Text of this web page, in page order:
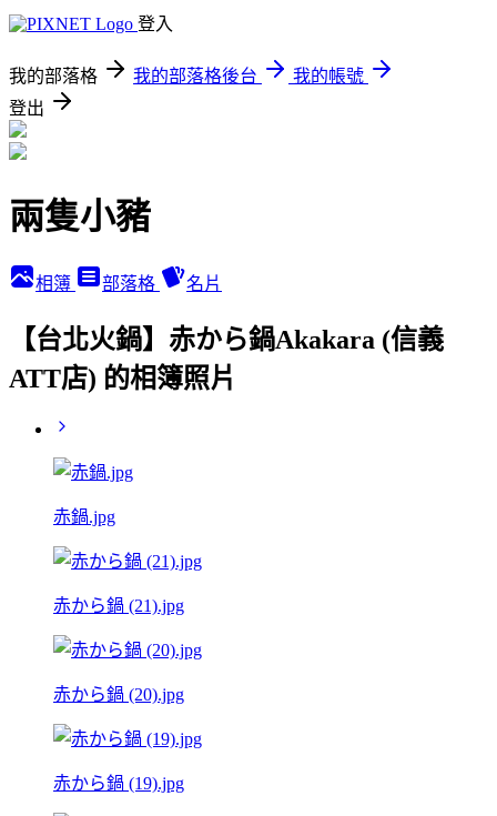
登入
我的部落格 我的部落格後台
我的帳號
登出
兩隻小豬
相簿 部落格 名片
【台北火鍋】赤から鍋Akakara (信義
ATT店) 的相簿照片
赤鍋.jpg
赤から鍋 (21).jpg
赤から鍋 (20).jpg
赤から鍋 (19).jpg